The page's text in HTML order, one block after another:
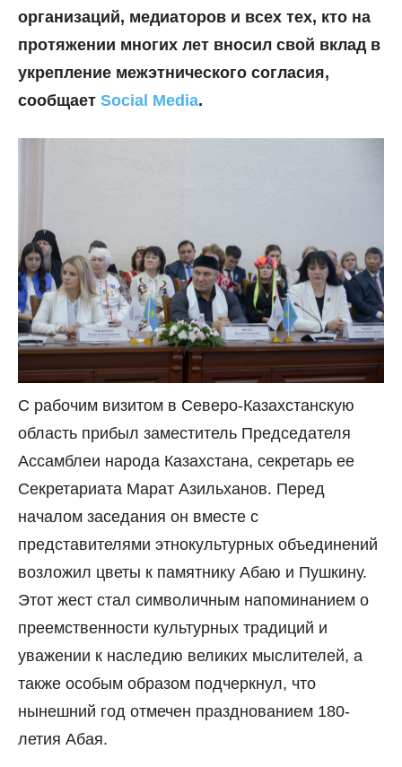
организаций, медиаторов и всех тех, кто на
протяжении многих лет вносил свой вклад в
укрепление межэтнического согласия,
сообщает Social Media.
С рабочим визитом в Северо-Казахстанскую
область прибыл заместитель Председателя
Ассамблеи народа Казахстана, секретарь ее
Секретариата Марат Азильханов. Перед
началом заседания он вместе с
представителями этнокультурных объединений
возложил цветы к памятнику Абаю и Пушкину.
Этот жест стал символичным напоминанием о
преемственности культурных традиций и
уважении к наследию великих мыслителей, а
также особым образом подчеркнул, что
нынешний год отмечен празднованием 180-
летия Абая.